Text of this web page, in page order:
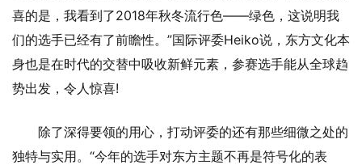
喜的是，我看到了2018年秋冬流行色——绿色，这说明我
们的选手已经有了前瞻性。”国际评委Heiko说，东方文化本
身也是在时代的交替中吸收新鲜元素，参赛选手能从全球趋
势出发，令人惊喜!
除了深得要领的用心，打动评委的还有那些细微之处的
独特与实用。“今年的选手对东方主题不再是符号化的表